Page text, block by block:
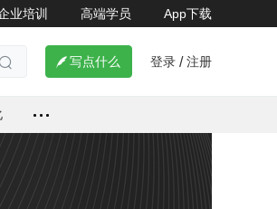
业培训 高端学员 App下载
  写点什么 登录 / 注册